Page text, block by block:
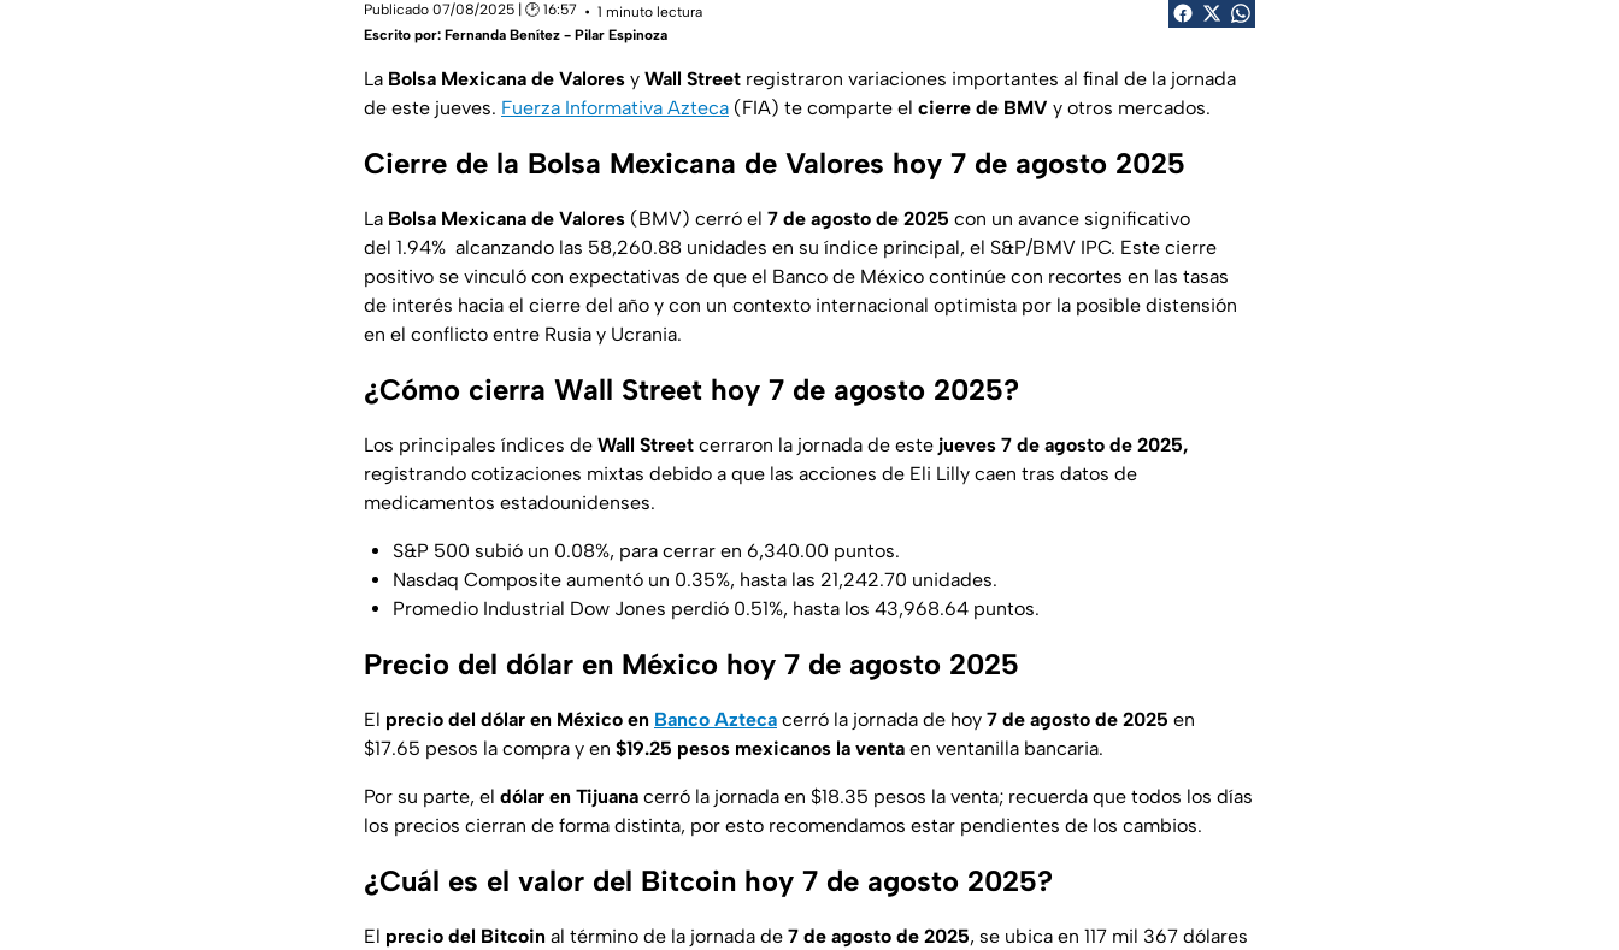
Publicado 07/08/2025 | 🕑 16:57
1 minuto lectura
Escrito por: Fernanda Benítez - Pilar Espinoza
La Bolsa Mexicana de Valores y Wall Street registraron variaciones importantes al final de la jornada
de este jueves. Fuerza Informativa Azteca (FIA) te comparte el cierre de BMV y otros mercados.
Cierre de la Bolsa Mexicana de Valores hoy 7 de agosto 2025
La Bolsa Mexicana de Valores (BMV) cerró el 7 de agosto de 2025 con un avance significativo
del 1.94% alcanzando las 58,260.88 unidades en su índice principal, el S&P/BMV IPC. Este cierre
positivo se vinculó con expectativas de que el Banco de México continúe con recortes en las tasas
de interés hacia el cierre del año y con un contexto internacional optimista por la posible distensión
en el conflicto entre Rusia y Ucrania.
¿Cómo cierra Wall Street hoy 7 de agosto 2025?
Los principales índices de Wall Street cerraron la jornada de este jueves 7 de agosto de 2025,
registrando cotizaciones mixtas debido a que las acciones de Eli Lilly caen tras datos de
medicamentos estadounidenses.
S&P 500 subió un 0.08%, para cerrar en 6,340.00 puntos.
Nasdaq Composite aumentó un 0.35%, hasta las 21,242.70 unidades.
Promedio Industrial Dow Jones perdió 0.51%, hasta los 43,968.64 puntos.
Precio del dólar en México hoy 7 de agosto 2025
El precio del dólar en México en Banco Azteca cerró la jornada de hoy 7 de agosto de 2025 en
$17.65 pesos la compra y en $19.25 pesos mexicanos la venta en ventanilla bancaria.
Por su parte, el dólar en Tijuana cerró la jornada en $18.35 pesos la venta; recuerda que todos los días
los precios cierran de forma distinta, por esto recomendamos estar pendientes de los cambios.
¿Cuál es el valor del Bitcoin hoy 7 de agosto 2025?
El precio del Bitcoin al término de la jornada de 7 de agosto de 2025, se ubica en 117 mil 367 dólares